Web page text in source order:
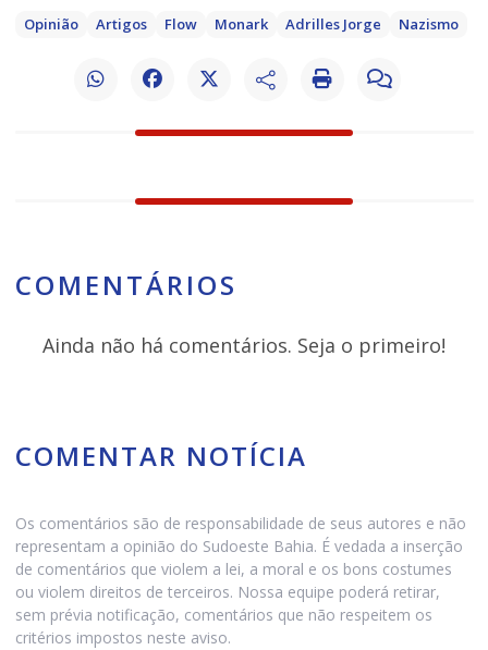
Opinião Artigos Flow Monark Adrilles Jorge Nazismo
COMENTÁRIOS
Ainda não há comentários. Seja o primeiro!
COMENTAR NOTÍCIA
Os comentários são de responsabilidade de seus autores e não
representam a opinião do Sudoeste Bahia. É vedada a inserção
de comentários que violem a lei, a moral e os bons costumes
ou violem direitos de terceiros. Nossa equipe poderá retirar,
sem prévia notificação, comentários que não respeitem os
critérios impostos neste aviso.